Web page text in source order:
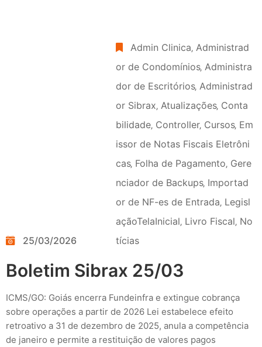
25/03/2026
Admin Clinica‚ Administrad
or de Condomínios‚ Administra
dor de Escritórios‚ Administrad
or Sibrax‚ Atualizações‚ Conta
bilidade‚ Controller‚ Cursos‚ Em
issor de Notas Fiscais Eletrôni
cas‚ Folha de Pagamento‚ Gere
nciador de Backups‚ Importad
or de NF-es de Entrada‚ Legisl
açãoTelaInicial‚ Livro Fiscal‚ No
tícias
Boletim Sibrax 25/03
ICMS/GO: Goiás encerra Fundeinfra e extingue cobrança
sobre operações a partir de 2026 Lei estabelece efeito
retroativo a 31 de dezembro de 2025, anula a competência
de janeiro e permite a restituição de valores pagos